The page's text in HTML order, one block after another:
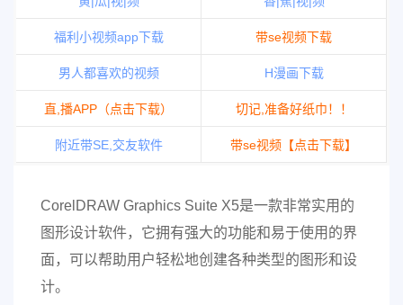
福利小视频app下载 带se视频下载
男人都喜欢的视频 H漫画下载
直,播APP（点击下载） 切记,准备好纸巾！！
附近带SE,交友软件 带se视频【点击下载】
CorelDRAW Graphics Suite X5是一款非常实用的
图形设计软件，它拥有强大的功能和易于使用的界
面，可以帮助用户轻松地创建各种类型的图形和设
计。